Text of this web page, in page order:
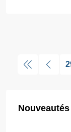
Nouveautés